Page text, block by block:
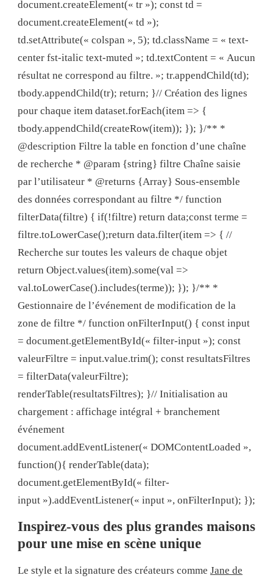
document.createElement(« tr »); const td =
document.createElement(« td »);
td.setAttribute(« colspan », 5); td.className = « text-
center fst-italic text-muted »; td.textContent = « Aucun
résultat ne correspond au filtre. »; tr.appendChild(td);
tbody.appendChild(tr); return; }// Création des lignes
pour chaque item dataset.forEach(item => {
tbody.appendChild(createRow(item)); }); }/** *
@description Filtre la table en fonction d’une chaîne
de recherche * @param {string} filtre Chaîne saisie
par l’utilisateur * @returns {Array} Sous-ensemble
des données correspondant au filtre */ function
filterData(filtre) { if(!filtre) return data;const terme =
filtre.toLowerCase();return data.filter(item => { //
Recherche sur toutes les valeurs de chaque objet
return Object.values(item).some(val =>
val.toLowerCase().includes(terme)); }); }/** *
Gestionnaire de l’événement de modification de la
zone de filtre */ function onFilterInput() { const input
= document.getElementById(« filter-input »); const
valeurFiltre = input.value.trim(); const resultatsFiltres
= filterData(valeurFiltre);
renderTable(resultatsFiltres); }// Initialisation au
chargement : affichage intégral + branchement
événement
document.addEventListener(« DOMContentLoaded »,
function(){ renderTable(data);
document.getElementById(« filter-
input »).addEventListener(« input », onFilterInput); });
Inspirez-vous des plus grandes maisons
pour une mise en scène unique
Le style et la signature des créateurs comme Jane de